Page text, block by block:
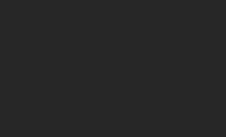
de plus 150 m² en RDC